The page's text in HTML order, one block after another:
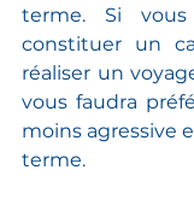
terme. Si vous
constituer un
réaliser un
vous faudra
moins agressive
terme.